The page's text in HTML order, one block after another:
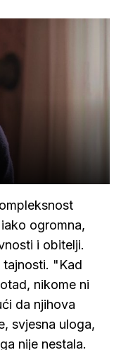
ogromna,
i obitelji.
tajnosti. "Kad
nikome ni
da njihova
svjesna uloga,
nije nestala.